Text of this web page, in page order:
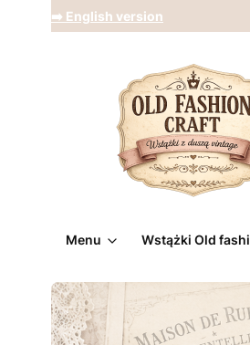
➡️ English version
Menu Wstążki Old